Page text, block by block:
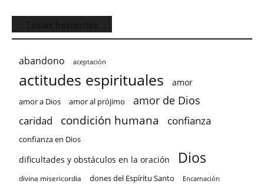
abandono aceptación
actitudes espirituales amor
amor a Dios amor al prójimo amor de Dios
caridad condición humana confianza
confianza en Dios
dificultades y obstáculos en la oración Dios
divina misericordia dones del Espíritu Santo Encarnación